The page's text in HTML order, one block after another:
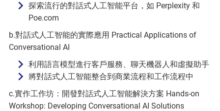
探索流行的對話式人工智能平台，如 Perplexity 和
Poe.com
b.對話式人工智能的實際應用 Practical Applications of
Conversational AI
利用語言模型進行客戶服務、聊天機器人和虛擬助手
將對話式人工智能整合到商業流程和工作流程中
c.實作工作坊：開發對話式人工智能解決方案 Hands-on
Workshop: Developing Conversational AI Solutions